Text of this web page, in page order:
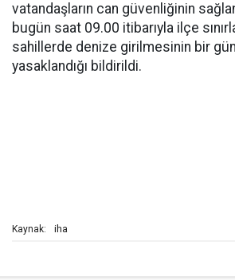
vatandaşların can güvenliğinin
bugün saat 09.00 itibarıyla ilçe
sahillerde denize girilmesinin bir
yasaklandığı bildirildi.
Kaynak: iha